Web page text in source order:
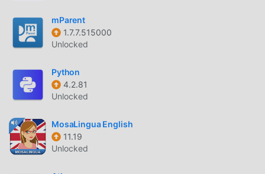
benar-benar gratis, tetapi juga melampirkan versi mod,
memberi Anda Free fungsi secara gratis, Anda dapat
mencoba level tertinggiÁrvore 4.5.7 dengan fungsi
secara manual oleh moddroid, 100% gratis dan tersedia.
Sekarang, Anda hanya perlu mengunduh moddroid ke
mod Árvore 4.5.7 dengan satu klik, dan kemudian nikmati
Kenyamanan yang dibawa oleh Árvore!
mParent
1.7.7.515000
Unlocked
Python
4.2.81
Unlocked
MosaLingua English
11.19
Unlocked